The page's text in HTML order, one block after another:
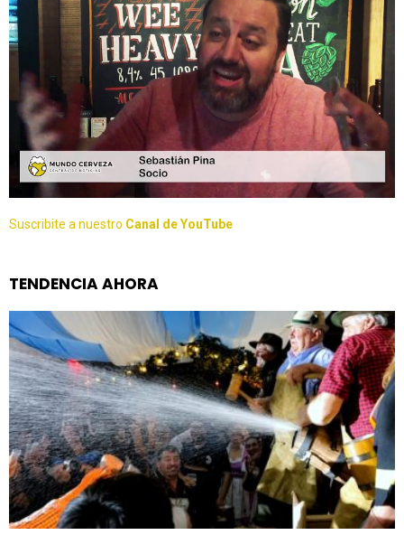
Suscribite a nuestro Canal de YouTube
TENDENCIA AHORA